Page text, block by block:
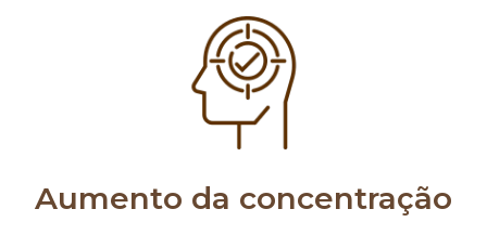
Aumento da concentração